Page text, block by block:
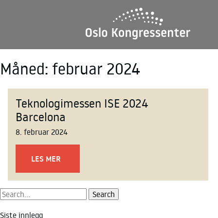
RING OSS
Se alle lokaler i 3D
Etasjeplaner og
Måned: februar 2024
Teknologimessen ISE 2024
Barcelona
8. februar 2024
LES MER
Siste innlegg